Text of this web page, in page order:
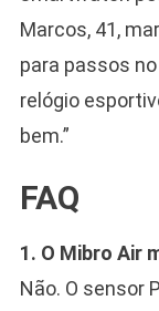
Marcos, 41,
para passos
relógio
bem.”
FAQ
1. O Mibro Air
Não. O sensor